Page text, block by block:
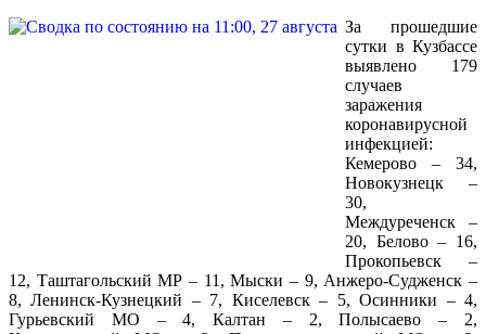
За прошедшие
сутки в Кузбассе
выявлено 179
случаев
заражения
коронавирусной
инфекцией:
Кемерово – 34,
Новокузнецк –
30,
Междуреченск –
20, Белово – 16,
Прокопьевск –
12, Таштагольский МР – 11, Мыски – 9, Анжеро-Судженск –
8, Ленинск-Кузнецкий – 7, Киселевск – 5, Осинники – 4,
Гурьевский МО – 4, Калтан – 2, Полысаево – 2,